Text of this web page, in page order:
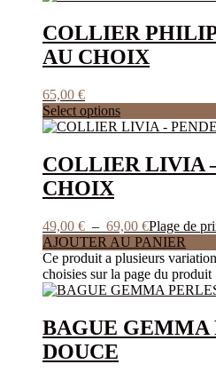
COLLIER
AU CHOIX
65,00 €
Select options
COLLIER LIVIA
CHOIX
49,00 € – 69,00 €Plage de
AJOUTER AU PANIER
Ce produit a plusieurs
choisies sur la page du produit
BAGUE GEMMA
DOUCE